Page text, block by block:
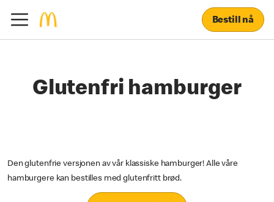
Bestill nå
Glutenfri hamburger
Den glutenfrie versjonen av vår klassiske hamburger! Alle våre
hamburgere kan bestilles med glutenfritt brød.